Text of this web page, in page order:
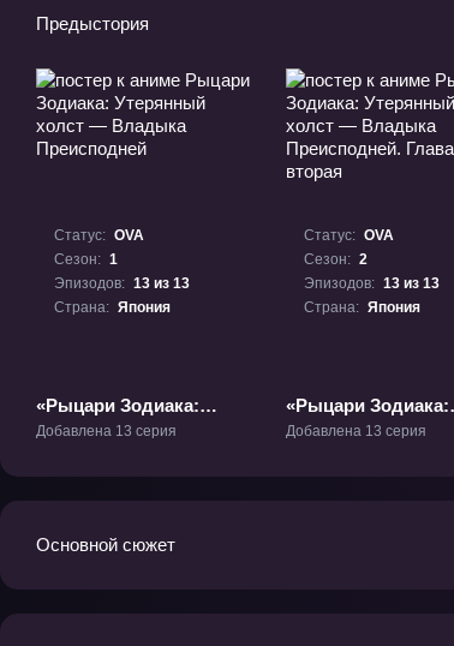
Предыстория
Статус: OVA
Сезон: 1
Эпизодов: 13 из 13
Страна: Япония
«Рыцари Зодиака:
Утерянный холст —
Преисподней» ОВА-1
Добавлена 13 серия
Статус: OVA
Сезон: 2
Эпизодов: 13 из 13
Страна: Япония
«Рыцари Зодиака:
Утерянный холст —
Добавлена 13 серия
Основной сюжет